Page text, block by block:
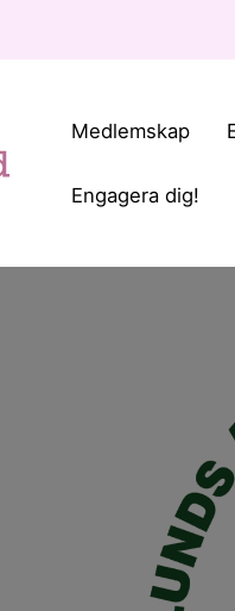
Medlemskap
Engagera dig!